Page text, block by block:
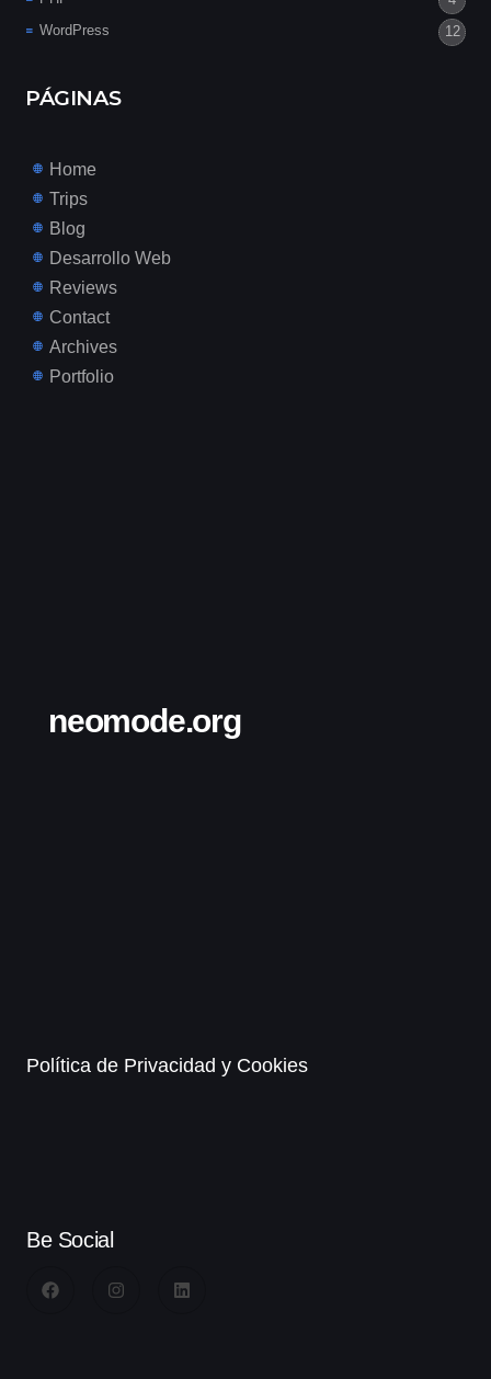
WordPress
12
PÁGINAS
Home
Trips
Blog
Desarrollo Web
Reviews
Contact
Archives
Portfolio
neomode.org
Política de Privacidad y Cookies
Be Social